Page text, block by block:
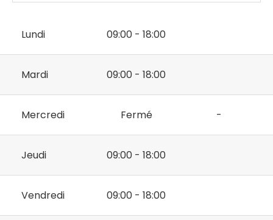
Lundi 09:00 - 18:00
Mardi 09:00 - 18:00
Mercredi Fermé -
Jeudi 09:00 - 18:00
Vendredi 09:00 - 18:00